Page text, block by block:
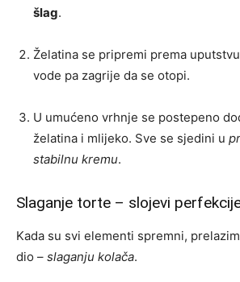
šlag.
Želatina se pripremi prema
vode pa zagrije da se otopi.
U umućeno vrhnje se postepeno
želatina i mlijeko. Sve se sjedini u
stabilnu kremu.
Slaganje torte – slojevi
Kada su svi elementi spremni,
dio – slaganju kolača.